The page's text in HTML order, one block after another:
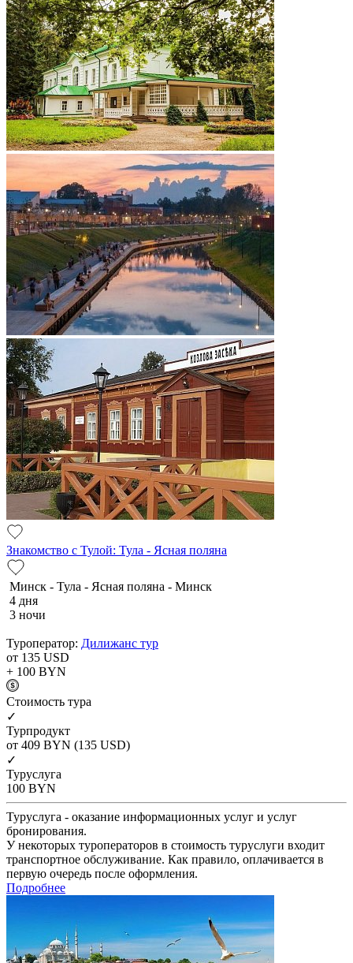
Знакомство с Тулой: Тула - Ясная поляна
Минск - Тула - Ясная поляна - Минск
4 дня
3 ночи
Туроператор: Дилижанс тур
от 135 USD
+ 100 BYN
Cтоимость тура
✓
Турпродукт
от 409 BYN (135 USD)
✓
Туруслуга
100 BYN
Туруслуга - оказание информационных услуг и услуг
бронирования.
У некоторых туроператоров в стоимость туруслуги входит
транспортное обслуживание. Как правило, оплачивается в
первую очередь после оформления.
Подробнее